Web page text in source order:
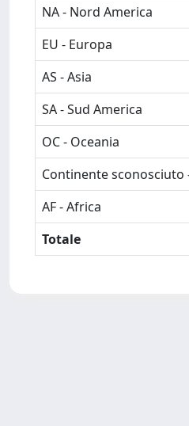
NA - Nord America
EU - Europa
AS - Asia
SA - Sud America
OC - Oceania
Continente
AF - Africa
Totale